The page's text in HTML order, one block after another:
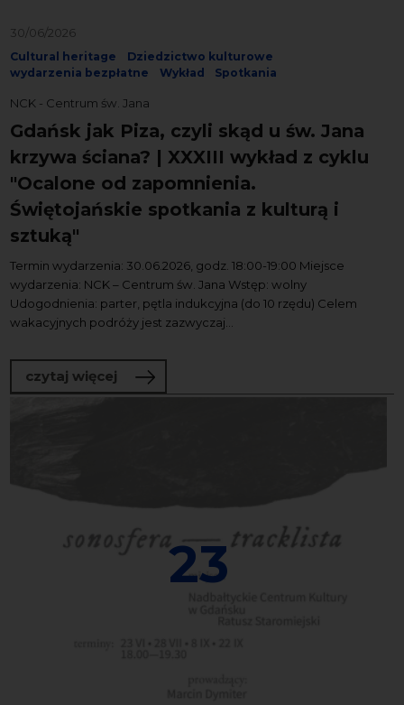
30/06/2026
Cultural heritage
Dziedzictwo kulturowe
wydarzenia bezpłatne
Wykład Spotkania
NCK - Centrum św. Jana
Gdańsk jak Piza, czyli skąd u św. Jana
krzywa ściana? | XXXIII wykład z cyklu
"Ocalone od zapomnienia.
Świętojańskie spotkania z kulturą i
sztuką"
Termin wydarzenia: 30.06.2026, godz. 18:00-19:00 Miejsce
wydarzenia: NCK – Centrum św. Jana Wstęp: wolny
Udogodnienia: parter, pętla indukcyjna (do 10 rzędu) Celem
wakacyjnych podróży jest zazwyczaj...
czytaj więcej o Gdańsk jak Piza, czyli skąd u św.
23